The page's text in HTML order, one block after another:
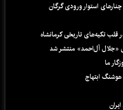
استوار ورودی گرگان
قلب تکیه‌های تاریخی کرمانشاه
«جلال آل‌احمد» منتشر شد
ما
ابتهاج